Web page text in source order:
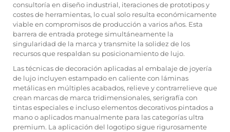
consultoría en diseño industrial, iteraciones de prototipos y
costes de herramientas, lo cual solo resulta económicamente
viable en compromisos de producción a varios años. Esta
barrera de entrada protege simultáneamente la
singularidad de la marca y transmite la solidez de los
recursos que respaldan su posicionamiento de lujo.
Las técnicas de decoración aplicadas al embalaje de joyería
de lujo incluyen estampado en caliente con láminas
metálicas en múltiples acabados, relieve y contrarrelieve que
crean marcas de marca tridimensionales, serigrafía con
tintas especiales e incluso elementos decorativos pintados a
mano o aplicados manualmente para las categorías ultra
premium. La aplicación del logotipo sigue rigurosamente